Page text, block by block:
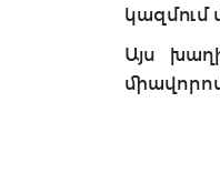
կազմում
Այս